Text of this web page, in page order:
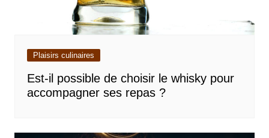
Plaisirs culinaires
Est-il possible de choisir le whisky pour
accompagner ses repas ?